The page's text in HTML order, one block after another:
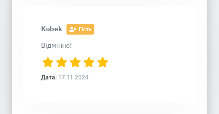
Kubek Гість
Відмінно!
Дата: 17.11.2024